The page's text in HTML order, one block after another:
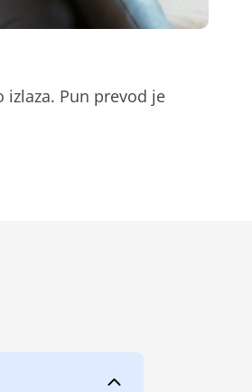
izlaza. Pun prevod je